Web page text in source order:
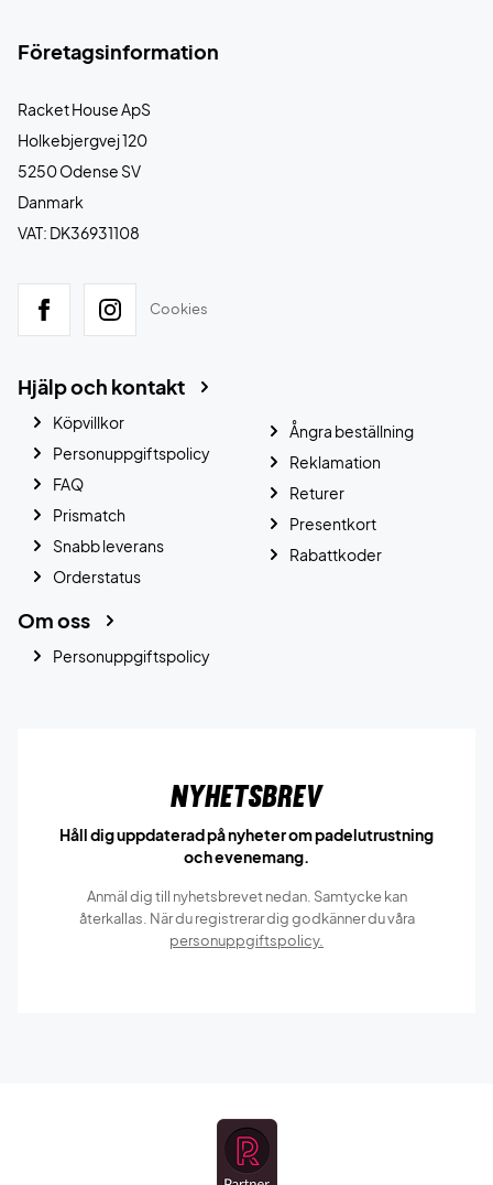
Företagsinformation
Racket House ApS
Holkebjergvej 120
5250 Odense SV
Danmark
VAT: DK36931108
Cookies
Hjälp och kontakt
Köpvillkor
Personuppgiftspolicy
FAQ
Prismatch
Snabb leverans
Orderstatus
Ångra beställning
Reklamation
Returer
Presentkort
Rabattkoder
Om oss
Personuppgiftspolicy
Nyhetsbrev
Håll dig uppdaterad på nyheter om padelutrustning
och evenemang.
Anmäl dig till nyhetsbrevet nedan. Samtycke kan
återkallas. När du registrerar dig godkänner du våra
personuppgiftspolicy.